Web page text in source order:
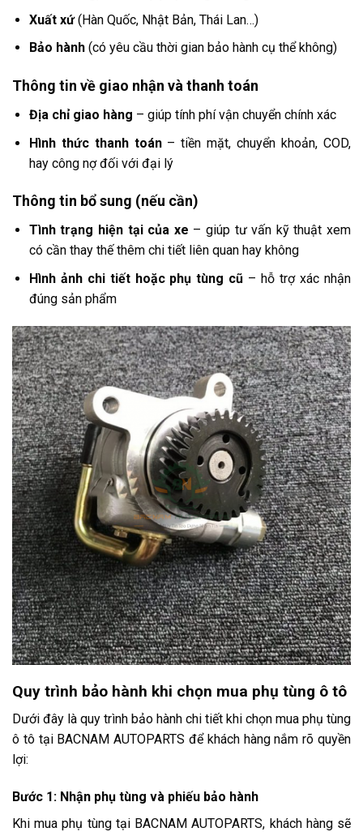
Xuất xứ(Hàn Quốc, Nhật Bản, Thái Lan…)
Bảo hành(có yêu cầu thời gian bảo hành cụ thể không)
Thông tin về giao nhận và thanh toán
Địa chỉ giao hàng – giúp tính phí vận chuyển chính xác
Hình thức thanh toán– tiền mặt, chuyển khoản, COD,
hay công nợ đối với đại lý
Thông tin bổ sung (nếu cần)
Tình trạng hiện tại của xe – giúp tư vấn kỹ thuật xem
có cần thay thế thêm chi tiết liên quan hay không
Hình ảnh chi tiết hoặc phụ tùng cũ – hỗ trợ xác nhận
đúng sản phẩm
Quy trình bảo hành khi chọn mua phụ tùng ô tô
Dưới đây là quy trình bảo hành chi tiết khi chọn mua phụ tùng
ô tô tại BACNAM AUTOPARTS để khách hàng nắm rõ quyền
lợi:
Bước 1: Nhận phụ tùng và phiếu bảo hành
Khi mua phụ tùng tại BACNAM AUTOPARTS, khách hàng sẽ